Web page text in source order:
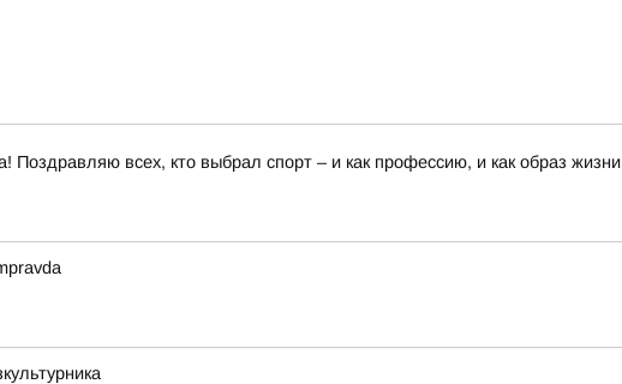
Поздравляю всех, кто выбрал спорт – и как профессию, и как образ жизни